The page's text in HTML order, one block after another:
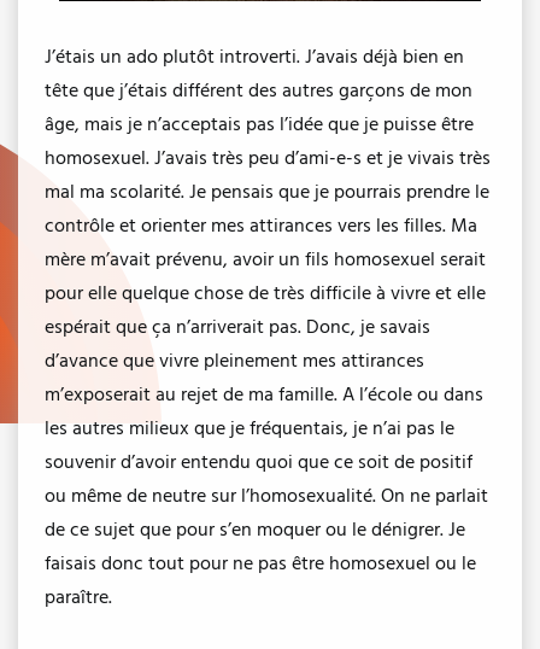
J’étais un ado plutôt introverti. J’avais déjà bien en
tête que j’étais différent des autres garçons de mon
âge, mais je n’acceptais pas l’idée que je puisse être
homosexuel. J’avais très peu d’ami-e-s et je vivais très
mal ma scolarité. Je pensais que je pourrais prendre le
contrôle et orienter mes attirances vers les filles. Ma
mère m’avait prévenu, avoir un fils homosexuel serait
pour elle quelque chose de très difficile à vivre et elle
espérait que ça n’arriverait pas. Donc, je savais
d’avance que vivre pleinement mes attirances
m’exposerait au rejet de ma famille. A l’école ou dans
les autres milieux que je fréquentais, je n’ai pas le
souvenir d’avoir entendu quoi que ce soit de positif
ou même de neutre sur l’homosexualité. On ne parlait
de ce sujet que pour s’en moquer ou le dénigrer. Je
faisais donc tout pour ne pas être homosexuel ou le
paraître.